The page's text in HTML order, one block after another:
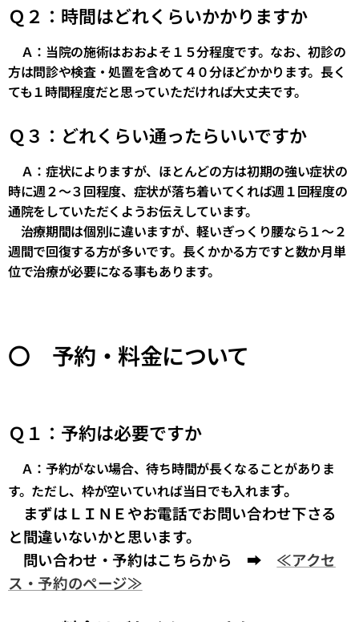
Ｑ２：時間はどれくらいかかりますか
Ａ：当院の施術はおおよそ１５分程度です。なお、初診の
方は問診や検査・処置を含めて４０分ほどかかります。長く
ても１時間程度だと思っていただければ大丈夫です。
Ｑ３：どれくらい通ったらいいですか
Ａ：症状によりますが、ほとんどの方は初期の強い症状の
時に週２～３回程度、症状が落ち着いてくれば週１回程度の
通院をしていただくようお伝えしています。
治療期間は個別に違いますが、軽いぎっくり腰なら１～２
週間で回復する方が多いです。長くかかる方ですと数か月単
位で治療が必要になる事もあります。
〇 予約・料金について
Ｑ１：予約は必要ですか
Ａ：予約がない場合、待ち時間が長くなることがありま
す。ただし、枠が空いていれば当日でも入れます。
まずはＬＩＮＥやお電話でお問い合わせ下さる
と間違いないかと思います。
問い合わせ・予約はこちらから ➡ ≪アクセ
ス・予約のページ≫